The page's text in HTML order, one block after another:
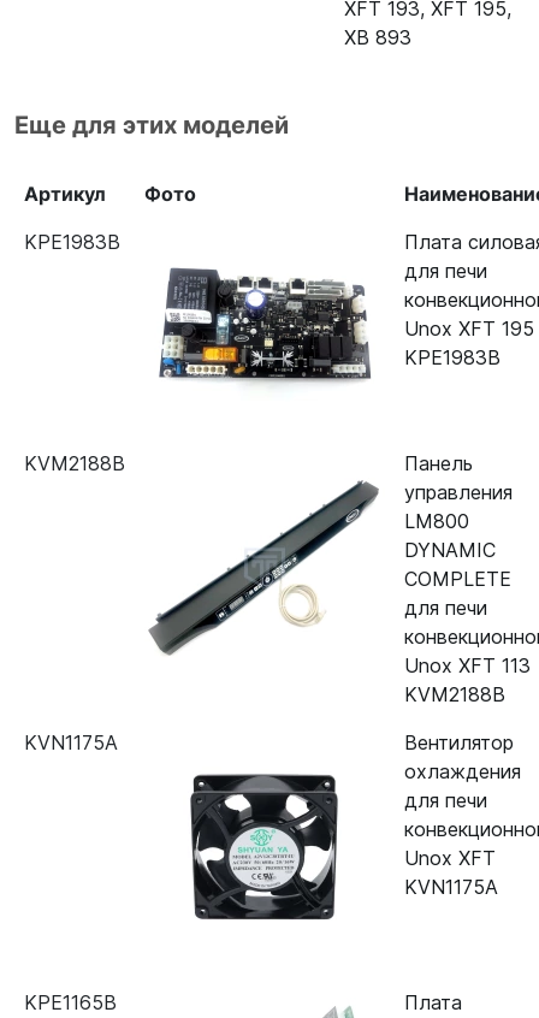
XFT 193, XFT 195,
XB 893
Еще для этих моделей
Артикул Фото
KPE1983B
Плата
для печи
Unox XFT 195
KPE1983B
KVM2188B
Панель
управления
LM800
DYNAMIC
COMPLETE
для печи
Unox XFT 113
KVM2188B
KVN1175A
Вентилятор
охлаждения
для печи
Unox XFT
KVN1175A
KPE1165B
Плата